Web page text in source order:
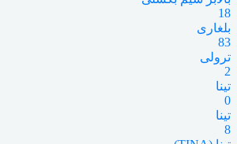
18
بلغاری
83
ترولی
2
تینا
0
تینا
8